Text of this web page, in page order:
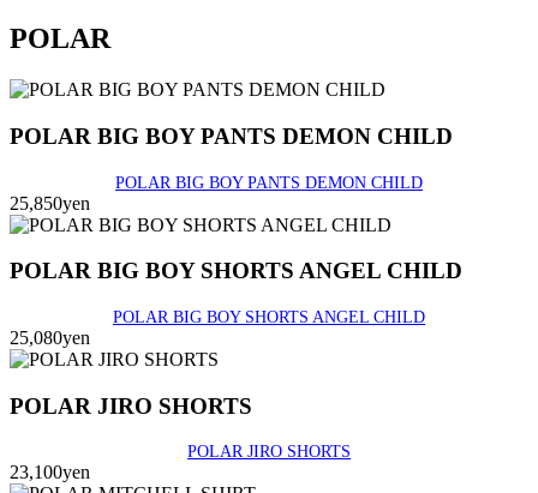
POLAR
POLAR BIG BOY PANTS DEMON CHILD
POLAR BIG BOY PANTS DEMON CHILD
25,850yen
POLAR BIG BOY SHORTS ANGEL CHILD
POLAR BIG BOY SHORTS ANGEL CHILD
25,080yen
POLAR JIRO SHORTS
POLAR JIRO SHORTS
23,100yen